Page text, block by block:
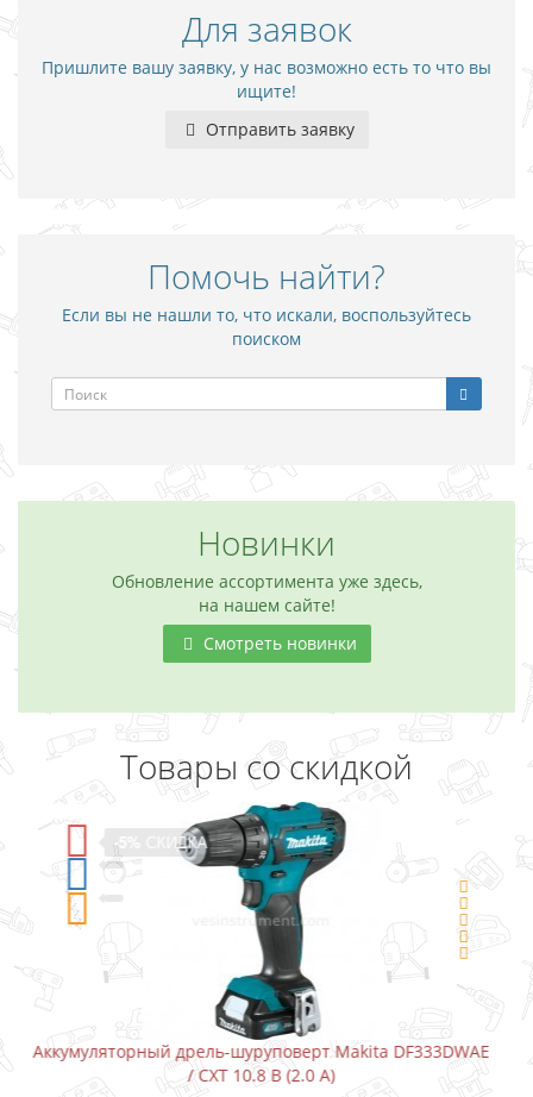
Для заявок
Пришлите вашу заявку, у нас возможно есть то что вы
ищите!
Отправить заявку
Помочь найти?
Если вы не нашли то, что искали, воспользуйтесь
поиском
Новинки
Обновление ассортимента уже здесь,
на нашем сайте!
Смотреть новинки
Товары со скидкой
DF333DWAE
-5%СКИДКА
Аккумуляторный шуруповерт-отвертка